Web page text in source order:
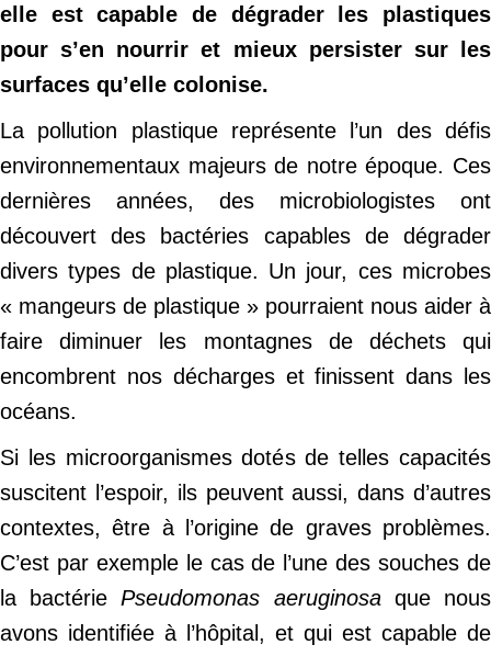
elle est capable de dégrader les plastiques
pour s’en nourrir et mieux persister sur les
surfaces qu’elle colonise.
La pollution plastique représente l’un des défis
environnementaux majeurs de notre époque. Ces
dernières années, des microbiologistes ont
découvert des bactéries capables de dégrader
divers types de plastique. Un jour, ces microbes
« mangeurs de plastique » pourraient nous aider à
faire diminuer les montagnes de déchets qui
encombrent nos décharges et finissent dans les
océans.
Si les microorganismes dotés de telles capacités
suscitent l’espoir, ils peuvent aussi, dans d’autres
contextes, être à l’origine de graves problèmes.
C’est par exemple le cas de l’une des souches de
la bactériePseudomonas aeruginosaque nous
avons identifiée à l’hôpital, et qui est capable de